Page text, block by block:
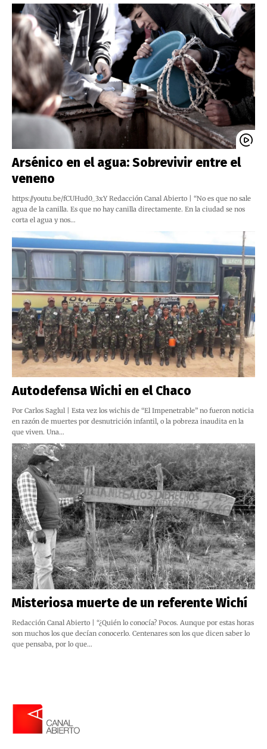
Arsénico en el agua: Sobrevivir entre el
veneno
https://youtu.be/fCUHud0_3xY Redacción Canal Abierto | “No es que no sale
agua de la canilla. Es que no hay canilla directamente. En la ciudad se nos
corta el agua y nos…
Autodefensa Wichi en el Chaco
Por Carlos Saglul | Esta vez los wichis de “El Impenetrable” no fueron noticia
en razón de muertes por desnutrición infantil, o la pobreza inaudita en la
que viven. Una…
Misteriosa muerte de un referente Wichí
Redacción Canal Abierto | “¿Quién lo conocía? Pocos. Aunque por estas horas
son muchos los que decían conocerlo. Centenares son los que dicen saber lo
que pensaba, por lo que…